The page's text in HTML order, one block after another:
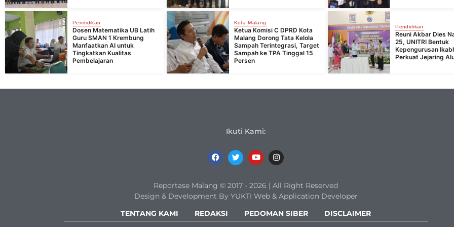
Pendidikan
Dosen Matematika UB Latih
Guru SMAN 1 Krembung
Manfaatkan AI untuk
Tingkatkan Kualitas
Pembelajaran
Kota Malang
Ketua Komisi C DPRD Kota
Malang Dorong Tata Kelola
Sampah Terintegrasi, Target
Sampah ke TPA Tinggal 15
Persen
Pendidikan
Reuni Akbar Dies
25, UNITRI Bentuk
Kepengurusan
Perkuat Jejaring
Ikuti Kami:
Reportase Malang © 2017 - 2026 | All Right Reserved
Design & Development By YUKTI Web & Application Developer
TENTANG KAMI
REDAKSI PEDOMAN SIBER DISCLAIMER